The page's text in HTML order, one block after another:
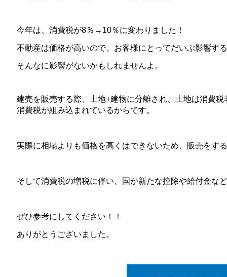
今年は、消費税が8％→10％に変わりました！
不動産は価格が高いので、お客様にとってだいぶ影響す
そんなに影響がないかもしれませんよ。
建売を販売する際、土地+建物に分離され、土地は消費
消費税が組み込まれているからです。
実際に相場よりも価格を高くはできないため、販売をす
そして消費税の増税に伴い、国が新たな控除や給付金な
ぜひ参考にしてください！！
ありがとうございました。